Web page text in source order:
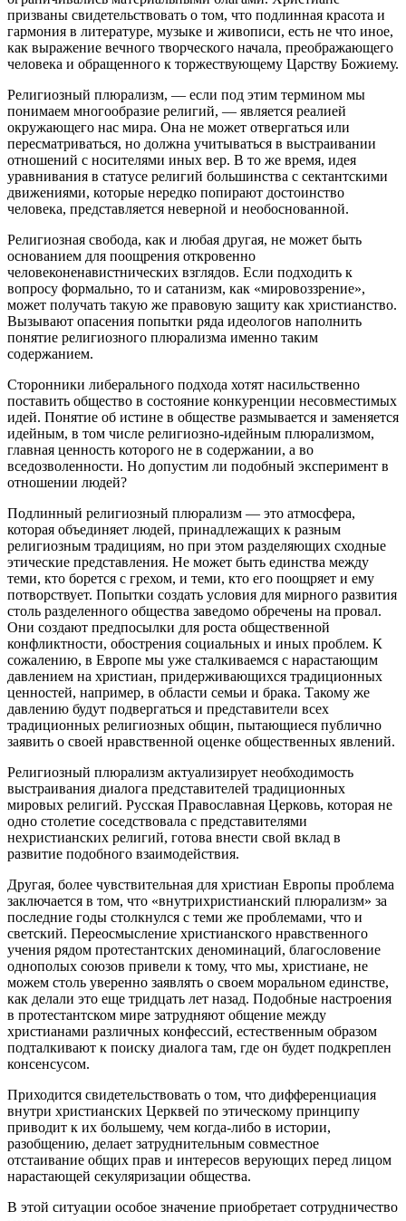
призваны свидетельствовать о том, что подлинная красота и
гармония в литературе, музыке и живописи, есть не что иное,
как выражение вечного творческого начала, преображающего
человека и обращенного к торжествующему Царству Божиему.
Религиозный плюрализм, — если под этим термином мы
понимаем многообразие религий, — является реалией
окружающего нас мира. Она не может отвергаться или
пересматриваться, но должна учитываться в выстраивании
отношений с носителями иных вер. В то же время, идея
уравнивания в статусе религий большинства с сектантскими
движениями, которые нередко попирают достоинство
человека, представляется неверной и необоснованной.
Религиозная свобода, как и любая другая, не может быть
основанием для поощрения откровенно
человеконенавистнических взглядов. Если подходить к
вопросу формально, то и сатанизм, как «мировоззрение»,
может получать такую же правовую защиту как христианство.
Вызывают опасения попытки ряда идеологов наполнить
понятие религиозного плюрализма именно таким
содержанием.
Сторонники либерального подхода хотят насильственно
поставить общество в состояние конкуренции несовместимых
идей. Понятие об истине в обществе размывается и заменяется
идейным, в том числе религиозно-идейным плюрализмом,
главная ценность которого не в содержании, а во
вседозволенности. Но допустим ли подобный эксперимент в
отношении людей?
Подлинный религиозный плюрализм — это атмосфера,
которая объединяет людей, принадлежащих к разным
религиозным традициям, но при этом разделяющих сходные
этические представления. Не может быть единства между
теми, кто борется с грехом, и теми, кто его поощряет и ему
потворствует. Попытки создать условия для мирного развития
столь разделенного общества заведомо обречены на провал.
Они создают предпосылки для роста общественной
конфликтности, обострения социальных и иных проблем. К
сожалению, в Европе мы уже сталкиваемся с нарастающим
давлением на христиан, придерживающихся традиционных
ценностей, например, в области семьи и брака. Такому же
давлению будут подвергаться и представители всех
традиционных религиозных общин, пытающиеся публично
заявить о своей нравственной оценке общественных явлений.
Религиозный плюрализм актуализирует необходимость
выстраивания диалога представителей традиционных
мировых религий. Русская Православная Церковь, которая не
одно столетие соседствовала с представителями
нехристианских религий, готова внести свой вклад в
развитие подобного взаимодействия.
Другая, более чувствительная для христиан Европы проблема
заключается в том, что «внутрихристианский плюрализм» за
последние годы столкнулся с теми же проблемами, что и
светский. Переосмысление христианского нравственного
учения рядом протестантских деноминаций, благословение
однополых союзов привели к тому, что мы, христиане, не
можем столь уверенно заявлять о своем моральном единстве,
как делали это еще тридцать лет назад. Подобные настроения
в протестантском мире затрудняют общение между
христианами различных конфессий, естественным образом
подталкивают к поиску диалога там, где он будет подкреплен
консенсусом.
Приходится свидетельствовать о том, что дифференциация
внутри христианских Церквей по этическому принципу
приводит к их большему, чем когда-либо в истории,
разобщению, делает затруднительным совместное
отстаивание общих прав и интересов верующих перед лицом
нарастающей секуляризации общества.
В этой ситуации особое значение приобретает сотрудничество